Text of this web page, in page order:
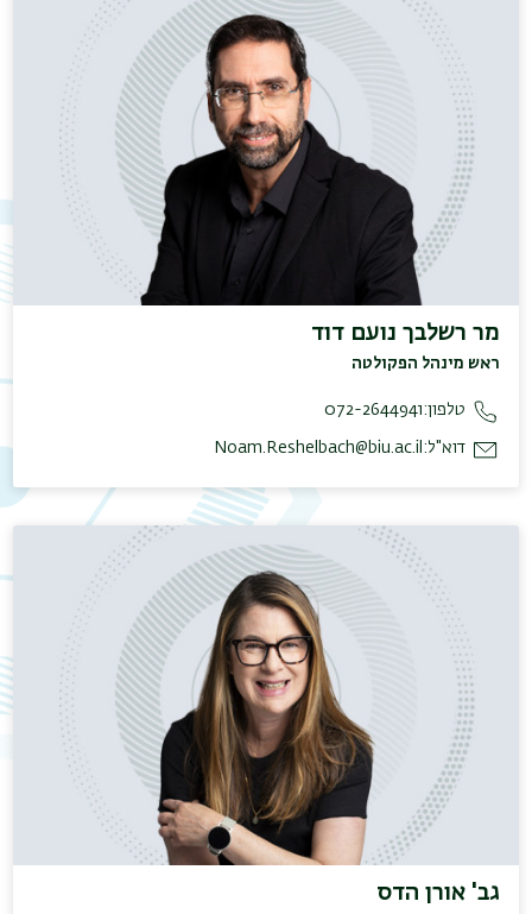
מר רשלבך נועם דוד
ראש מינהל הפקולטה
טלפון:072-2644941
דוא"ל: Noam.Reshelbach@biu.ac.il
גב' אורן הדס